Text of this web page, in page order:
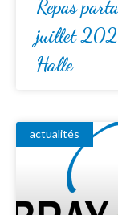
Repas
juillet
Halle
actualités